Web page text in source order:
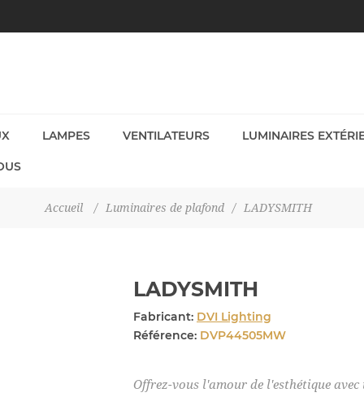
LAMPES VENTILATEURS LUMINAIRES
Accueil / Luminaires de plafond / LADYSMITH
LADYSMITH
Fabricant: DVI Lighting
Référence: DVP44505MW
Offrez-vous l'amour de l'esthétique